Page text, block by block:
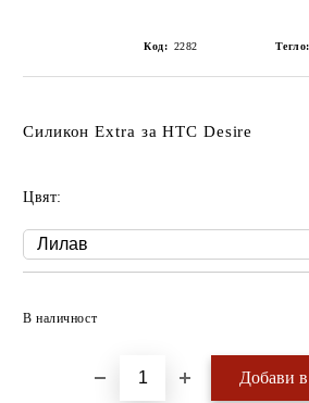
Код: 2282 Тегло:
Силикон Extra за HTC Desire
Цвят:
В наличност